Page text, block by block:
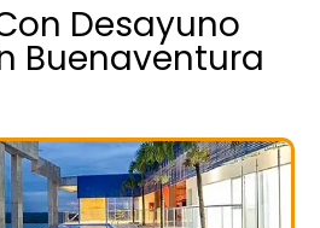
Desayuno
Buenaventura